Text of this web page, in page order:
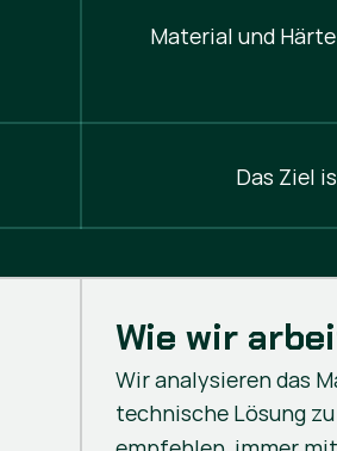
Material und
Das Ziel
Wie wir
Wir analysieren das
technische Lösung